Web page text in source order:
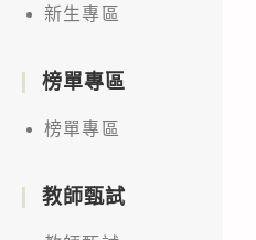
新生專區
榜單專區
榜單專區
教師甄試